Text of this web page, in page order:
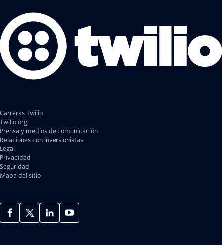
Carreras Twilio
Twilio.org
Prensa y medios de comunicación
Relaciones con inversionistas
Legal
Privacidad
Seguridad
Mapa del sitio